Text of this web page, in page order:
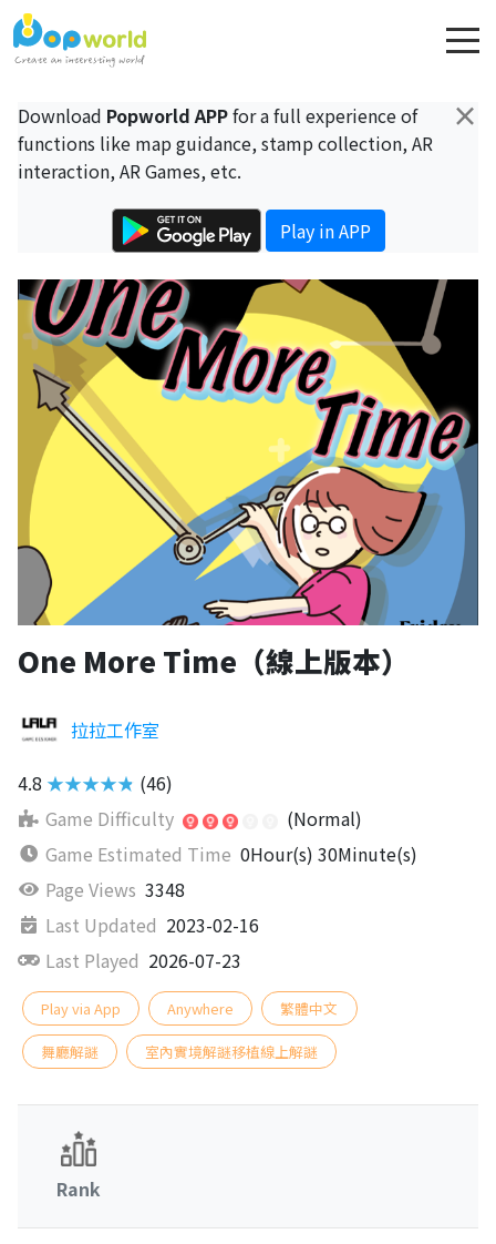
×
Download Popworld APPfor a full experience of
functions like map guidance, stamp collection, AR
interaction, AR Games, etc.
Play in APP
One More Time（線上版本）
拉拉工作室
4.8 ★★★★★ (46)
Game Difficulty
(Normal)
Game Estimated Time 0Hour(s) 30Minute(s)
Page Views 3348
Last Updated 2023-02-16
Last Played 2026-07-23
Play via App Anywhere 繁體中文
舞廳解謎 室內實境解謎移植線上解謎
Rank